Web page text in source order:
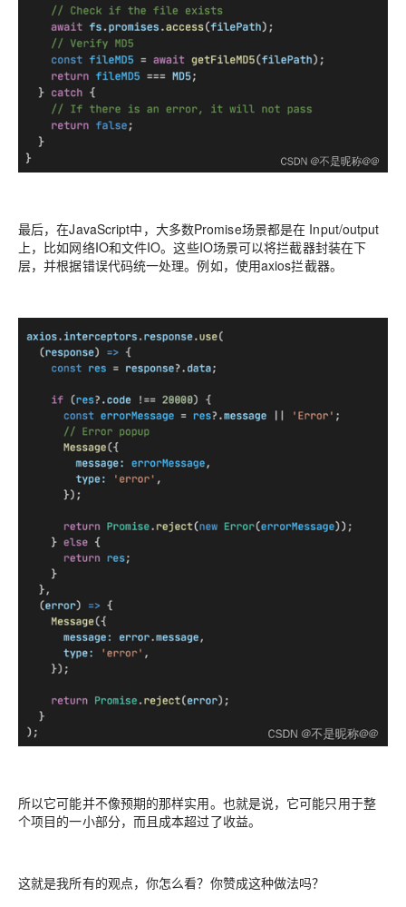
最后，在JavaScript中，大多数Promise场景都是在 Input/output
上，比如网络IO和文件IO。这些IO场景可以将拦截器封装在下
层，并根据错误代码统一处理。例如，使用axios拦截器。
所以它可能并不像预期的那样实用。也就是说，它可能只用于整
个项目的一小部分，而且成本超过了收益。
这就是我所有的观点，你怎么看？你赞成这种做法吗？